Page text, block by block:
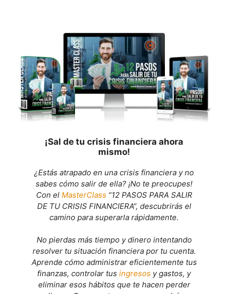
¡Sal de tu crisis financiera ahora
mismo!
¿Estás atrapado en una crisis financiera y no
sabes cómo salir de ella? ¡No te preocupes!
Con el MasterClass“12 PASOS PARA SALIR
DE TU CRISIS FINANCIERA”, descubrirás el
camino para superarla rápidamente.
No pierdas más tiempo y dinero intentando
resolver tu situación financiera por tu cuenta.
Aprende cómo administrar eficientemente tus
finanzas, controlar tus ingresos y gastos, y
eliminar esos hábitos que te hacen perder